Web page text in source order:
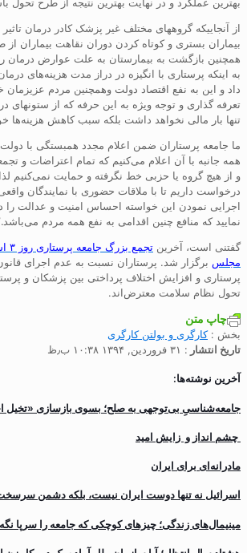
بهترین عملکرد و در ‌‌نهایت بهترین نتیجه از طرح تحول
از آنجاییکه گروههای مختلف غیر پزشک کادر درمان
بیماران بستری و کوتاه کردن دوران نقاهت بیماران
همچنین بازگشت به بیمارستان به علت عوارض درمان
به اینکه پرستاری با انگیزه در دراز مدت هزینه‌های
داد و این به نفع اقتصاد دولت وهمچنین مردم عزیزمان
تعرفه گذاری و توجه ویژه به این حرفه که از ستونهای
تنها بار مالی نخواهد داشت بلکه سبب کاهش هزینه‌ها
ما جامعه پرستاران ضمن اعلام مجدد همبستگی با دولت
همه جانبه با آن اعلام می‌کنیم که تمام اعتراضات و
و از هیچ گروه یا حزبی خط نگرفته و حمایت نمی‌کنیم
درخواست داریم تا با ملاقات حضوری با نمایندگان
اجرایی نمودن این خواسته احساس امنیت و عدالت را
نمایید که منافع چنین اقدامی به نفع همه مردم
گفتنی است، آخرین
مجلس برگزار شد. پرستاران نسبت به عدم اجرای
پرستاری و افزایش اختلاف پرداختی بین پزشکان و
تحول نظام سلامت معترض‌اند.
چاپ متن
بخش :کارگری و بولتن کارگری
تاریخ انتشار : ۳۱ فروردین, ۱۳۹۴ ۱۰:۳۸ ب٫ظ
آخرین نوشته‌ها:
جامعه‌شناسیِ بی‌توجهی به صلح؛ بسوی بازسازی «تخیل
چشم انداز و زایش امید
مادرانه‌ای برای ایران
اسرائیل نه تنها دوست ایران نیست، بلکه دشمن
مینیمال‌های زندگی؛ چیزهای کوچکی که جامعه را سرپا